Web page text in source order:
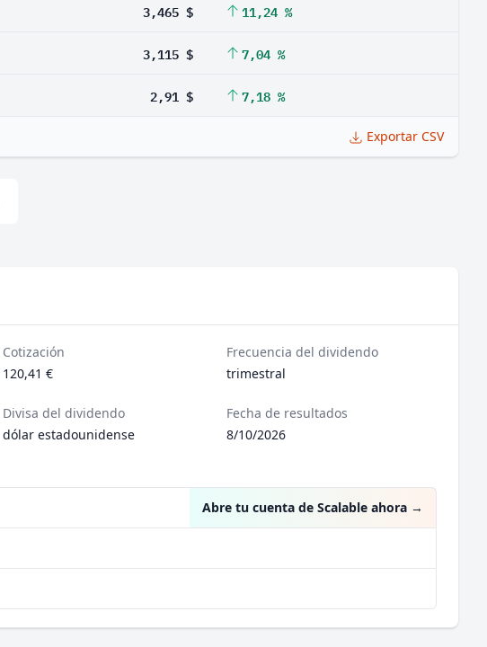
3,465 $ 11,24 %
3,115 $ 7,04 %
2,91 $ 7,18 %
Exportar CSV
Cotización
120,41 €
Frecuencia del dividendo
trimestral
Divisa del dividendo
dólar estadounidense
Fecha de resultados
8/10/2026
Abre tu cuenta de Scalable ahora →